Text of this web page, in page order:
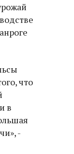
что
в
-
Якушев
и технику
10 сентября 2025
Якушев